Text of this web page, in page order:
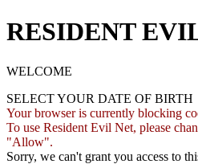
RESIDENT
WELCOME
SELECT YOUR DATE OF BIRTH
Your browser is currently blocking
To use Resident Evil Net, please
"Allow".
Sorry, we can't grant you access to